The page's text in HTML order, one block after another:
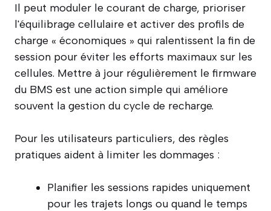
Il peut moduler le courant de charge, prioriser
l'équilibrage cellulaire et activer des profils de
charge « économiques » qui ralentissent la fin de
session pour éviter les efforts maximaux sur les
cellules. Mettre à jour régulièrement le firmware
du BMS est une action simple qui améliore
souvent la gestion du cycle de recharge.
Pour les utilisateurs particuliers, des règles
pratiques aident à limiter les dommages :
Planifier les sessions rapides uniquement
pour les trajets longs ou quand le temps